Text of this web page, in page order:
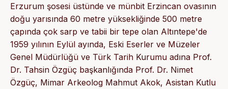
Erzurum şosesi üstünde ve münbit Erzincan ovasının
doğu yarısında 60 metre yüksekliğinde 500 metre
çapında çok sarp ve tabii bir tepe olan Altıntepe'de
1959 yılının Eylül ayında, Eski Eserler ve Müzeler
Genel Müdürlüğü ve Türk Tarih Kurumu adına Prof.
Dr. Tahsin Özgüç başkanlığında Prof. Dr. Nimet
Özgüç, Mimar Arkeolog Mahmut Akok, Asistan Kutlu